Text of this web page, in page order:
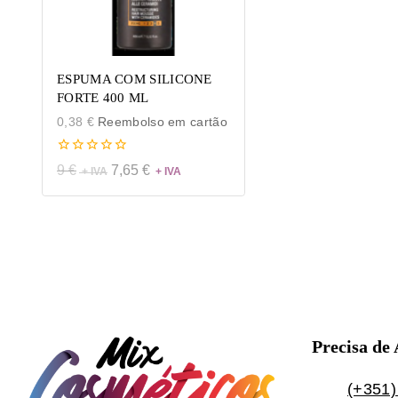
ESPUMA COM SILICONE
FORTE 400 ML
0,38 €Reembolso em cartão
0
de
9€ 7,65 €
Precisa de